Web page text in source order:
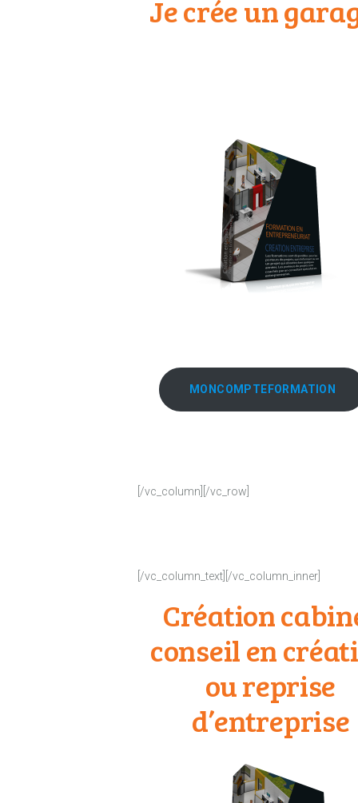
Je crée un
MONCOMPTEFORMATION
[/vc_column][/vc_row]
[/vc_column_text][/vc_column_inner]
Création
conseil en
ou reprise
d’entreprise